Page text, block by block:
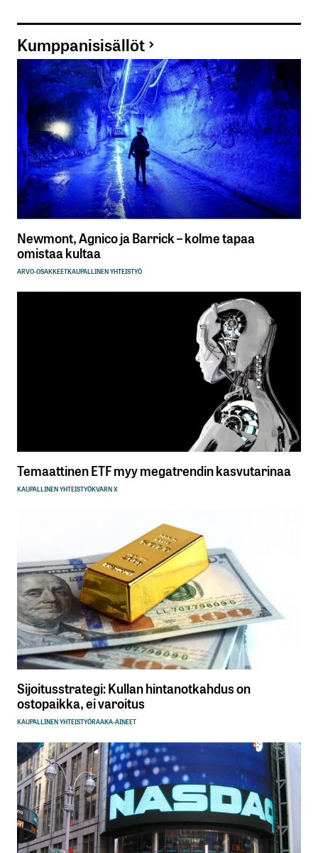
Kumppanisisällöt
Newmont, Agnico ja Barrick – kolme tapaa
omistaa kultaa
ARVO-OSAKKEETKAUPALLINEN YHTEISTYÖ
Temaattinen ETF myy megatrendin kasvutarinaa
KAUPALLINEN YHTEISTYÖKVARN X
Sijoitusstrategi: Kullan hintanotkahdus on
ostopaikka, ei varoitus
KAUPALLINEN YHTEISTYÖRAAKA-AINEET